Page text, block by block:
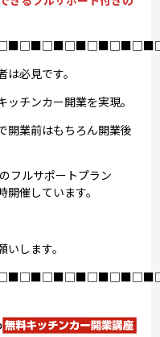
は必見です。
チンカー開業を実現。
開業前はもちろん開業後
フルサポートプラン
開催しています。
します。